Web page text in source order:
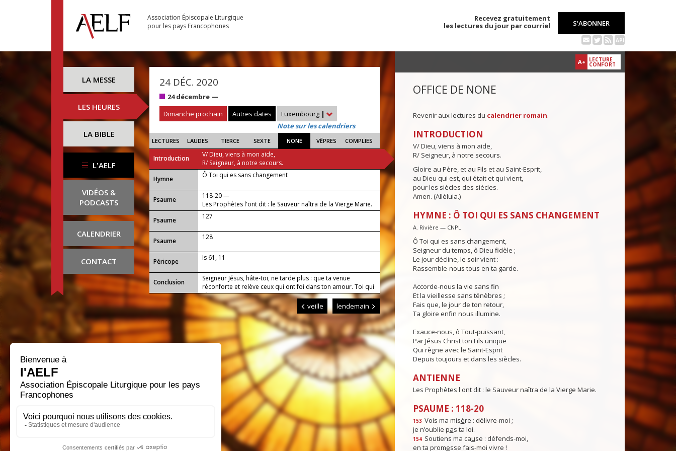
Association Épiscopale Liturgique
pour les pays Francophones
Recevez gratuitement
les lectures du jour par courriel
S'ABONNER
API
LA MESSE
LES HEURES
LA BIBLE
L'AELF
VIDÉOS &
PODCASTS
CALENDRIER
CONTACT
24 DÉC. 2020
24 décembre —
Dimanche prochain
Autres dates Luxembourg |
Note sur les calendriers
LECTURES LAUDES TIERCE SEXTE NONE VÊPRES COMPLIES
Introduction
V/ Dieu, viens à mon aide,
R/ Seigneur, à notre secours.
...
Hymne Ô Toi qui es sans changement
Psaume
118-20 —
Les Prophètes l'ont dit : le Sauveur naîtra de la Vierge Marie.
Psaume
127
Psaume 128
Péricope Is 61, 11
Conclusion
Seigneur Jésus, hâte-toi, ne tarde plus : que ta venue
réconforte et relève ceux qui ont foi dans ton amour. Toi qui
règnes.
veille lendemain
A+ LECTURE
CONFORT
OFFICE DE NONE
Revenir aux lectures du calendrier romain.
INTRODUCTION
V/ Dieu, viens à mon aide,
R/ Seigneur, à notre secours.
Gloire au Père, et au Fils et au Saint-Esprit,
au Dieu qui est, qui était et qui vient,
pour les siècles des siècles.
Amen. (Alléluia.)
HYMNE : Ô TOI QUI ES SANS CHANGEMENT
A. Rivière — CNPL
Ô Toi qui es sans changement,
Seigneur du temps, ô Dieu fidèle ;
Le jour décline, le soir vient :
Rassemble-nous tous en ta garde.
Accorde-nous la vie sans fin
Et la vieillesse sans ténèbres ;
Fais que, le jour de ton retour,
Ta gloire enfin nous illumine.
Exauce-nous, ô Tout-puissant,
Par Jésus Christ ton Fils unique
Qui règne avec le Saint-Esprit
Depuis toujours et dans les siècles.
ANTIENNE
Les Prophètes l'ont dit : le Sauveur naîtra de la Vierge Marie.
PSAUME : 118-20
153 Vois ma misère : délivre-moi ;
je n’oublie pas ta loi.
154 Soutiens ma cause : défends-moi,
en ta promesse fais-moi vivre !